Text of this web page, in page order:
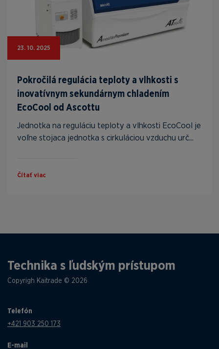
23. 10. 2025
Pokročilá regulácia teploty a vlhkosti s
inovatívnym sekundárnym chladením
EcoCool od Ascottu
Jednotka na reguláciu teploty a vlhkosti EcoCool je
voľne stojaca jednotka s cirkuláciou vzduchu urč...
Čítať viac
Technika s ľudským prístupom
Copyrigh Kaitrade © 2026
Telefón
+421 903 250 173
E-mail